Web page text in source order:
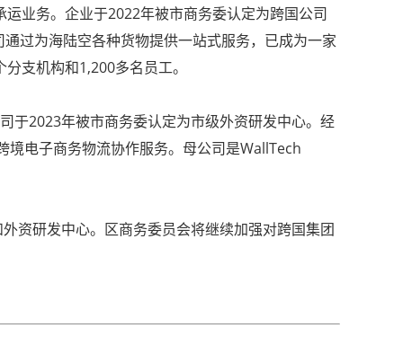
业务。企业于2022年被市商务委认定为跨国公司
过为海陆空各种货物提供一站式服务，已成为一家
支机构和1,200多名员工。
于2023年被市商务委认定为市级外资研发中心。经
境电子商务物流协作服务。母公司是WallTech
资研发中心。区商务委员会将继续加强对跨国集团